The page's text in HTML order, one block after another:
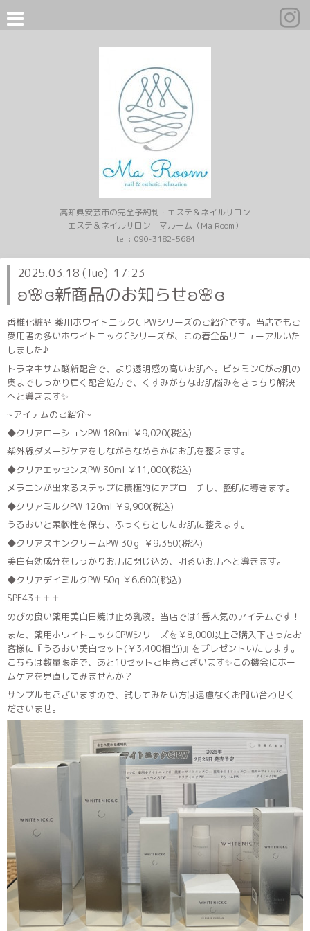
高知県安芸市の完全予約制・エステ＆ネイルサロン
エステ＆ネイルサロン マルーム（Ma Room）
tel : 090-3182-5684
2025.03.18 (Tue) 17:23
ʚ🌸ɞ新商品のお知らせʚ🌸ɞ
香椎化粧品 薬用ホワイトニックC PWシリーズのご紹介です。当店でもご
愛用者の多いホワイトニックCシリーズが、この春全品リニューアルいた
しました♪
トラネキサム酸新配合で、より透明感の高いお肌へ。ビタミンCがお肌の
奥までしっかり届く配合処方で、くすみがちなお肌悩みをきっちり解決
へと導きます✨️
~アイテムのご紹介~
◆クリアローションPW 180ml ￥9,020(税込)
紫外線ダメージケアをしながらなめらかにお肌を整えます。
◆クリアエッセンスPW 30ml ￥11,000(税込)
メラニンが出来るステップに積極的にアプローチし、艶肌に導きます。
◆クリアミルクPW 120ml ￥9,900(税込)
うるおいと柔軟性を保ち、ふっくらとしたお肌に整えます。
◆クリアスキンクリームPW 30ｇ ￥9,350(税込)
美白有効成分をしっかりお肌に閉じ込め、明るいお肌へと導きます。
◆クリアデイミルクPW 50g ￥6,600(税込)
SPF43＋＋＋
のびの良い薬用美白日焼け止め乳液。当店では1番人気のアイテムです！
また、薬用ホワイトニックCPWシリーズを￥8,000以上ご購入下さったお
客様に『うるおい美白セット(￥3,400相当)』をプレゼントいたします。
こちらは数量限定で、あと10セットご用意ございます✨️この機会にホー
ムケアを見直してみませんか？
サンプルもございますので、試してみたい方は遠慮なくお問い合わせく
ださいませ。